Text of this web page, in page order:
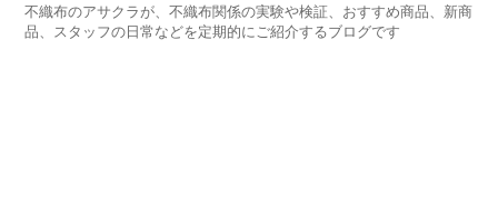
不織布のアサクラが、不織布関係の実験や検証、おすすめ商品、新商
品、スタッフの日常などを定期的にご紹介するブログです